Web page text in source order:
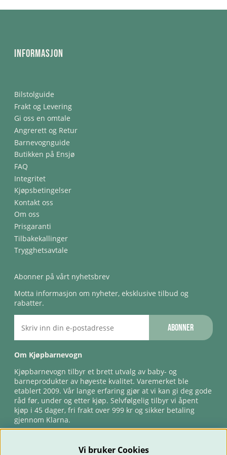
Informasjon
Bilstolguide
Frakt og Levering
Gi oss en omtale
Angrerett og Retur
Barnevognguide
Butikken på Ensjø
FAQ
Integritet
Kjøpsbetingelser
Kontakt oss
Om oss
Prisgaranti
Tilbakekallinger
Trygghetsavtale
Abonner på vårt nyhetsbrev
Motta informasjon om nyheter, eksklusive tilbud og
rabatter.
Abonner
Om Kjøpbarnevogn
Kjøpbarnevogn tilbyr et brett utvalg av baby- og
barneprodukter av høyeste kvalitet. Varemerket ble
etablert 2009. Vår lange erfaring gjør at vi kan gi deg gode
råd før, under og etter kjøp. Selvfølgelig tilbyr vi åpent
kjøp i 45 dager, fri frakt over 999 kr og sikker betaling
gjennom Klarna.
Vi bruker Cookies